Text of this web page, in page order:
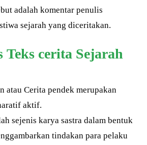
adalah komentar penulis
sejarah yang diceritakan.
Teks cerita Sejarah
atau Cerita pendek merupakan
aktif.
sejenis karya sastra dalam bentuk
tindakan para pelaku